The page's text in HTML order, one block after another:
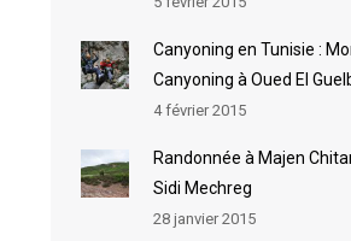
Canyoning en Tunisie :
Canyoning à Oued El
4 février 2015
Randonnée à Majen
Sidi Mechreg
28 janvier 2015